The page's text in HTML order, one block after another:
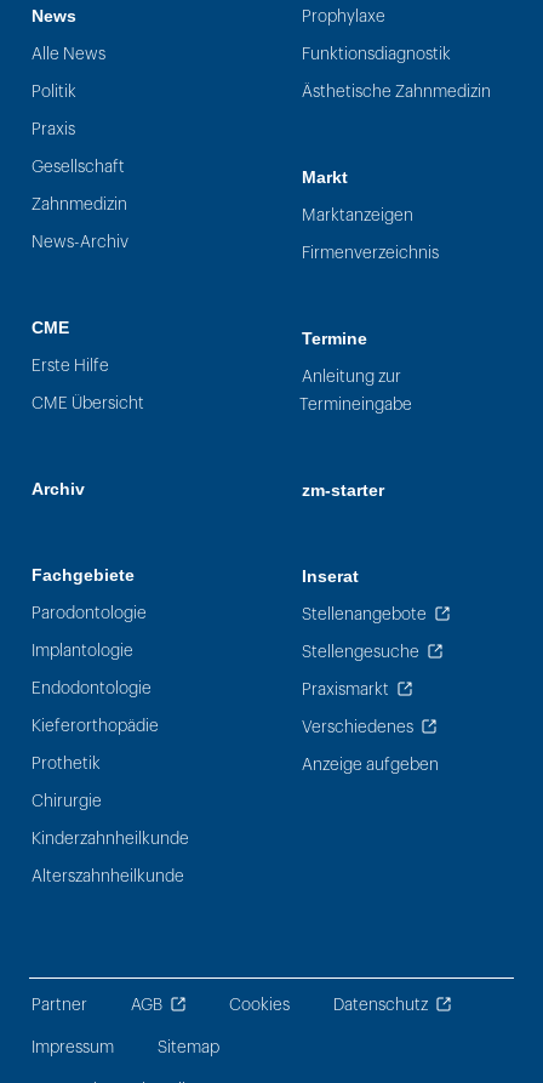
News
Alle News
Politik
Praxis
Gesellschaft
Zahnmedizin
News-Archiv
CME
Erste Hilfe
CME Übersicht
Archiv
Fachgebiete
Parodontologie
Implantologie
Endodontologie
Kieferorthopädie
Prothetik
Chirurgie
Kinderzahnheilkunde
Alterszahnheilkunde
Prophylaxe
Funktionsdiagnostik
Ästhetische Zahnmedizin
Markt
Marktanzeigen
Firmenverzeichnis
Termine
Anleitung zur
Termineingabe
zm-starter
Inserat
Stellenangebote
Stellengesuche
Praxismarkt
Verschiedenes
Anzeige aufgeben
Partner AGB Cookies Datenschutz
Impressum Sitemap